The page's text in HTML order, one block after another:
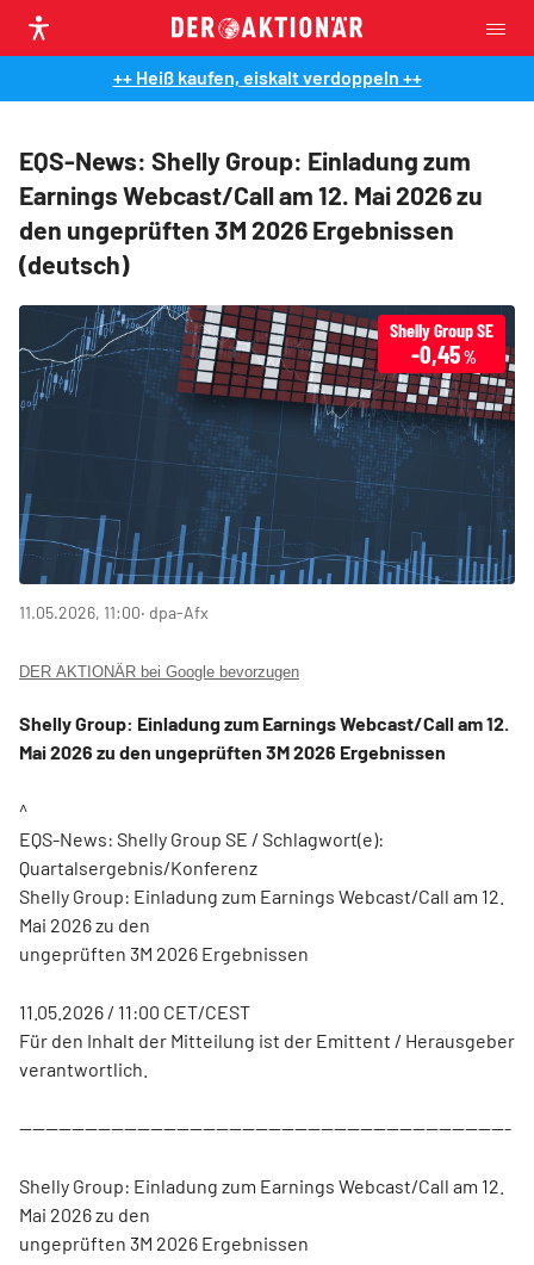
++ Heiß kaufen, eiskalt verdoppeln ++
EQS-News: Shelly Group: Einladung zum
Earnings Webcast/Call am 12. Mai 2026 zu
den ungeprüften 3M 2026 Ergebnissen
(deutsch)
Shelly Group SE
-0,45%
11.05.2026, 11:00‧ dpa-Afx
DER AKTIONÄR bei Google bevorzugen
Shelly Group: Einladung zum Earnings Webcast/Call am 12.
Mai 2026 zu den ungeprüften 3M 2026 Ergebnissen
^
EQS-News: Shelly Group SE / Schlagwort(e):
Quartalsergebnis/Konferenz
Shelly Group: Einladung zum Earnings Webcast/Call am 12.
Mai 2026 zu den
ungeprüften 3M 2026 Ergebnissen
11.05.2026 / 11:00 CET/CEST
Für den Inhalt der Mitteilung ist der Emittent / Herausgeber
verantwortlich.
---------------------------------------------------------------------------
Shelly Group: Einladung zum Earnings Webcast/Call am 12.
Mai 2026 zu den
ungeprüften 3M 2026 Ergebnissen